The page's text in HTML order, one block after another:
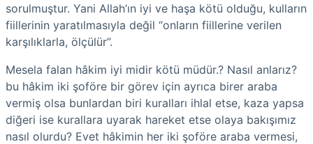
sorulmuştur. Yani Allah’ın iyi ve haşa kötü olduğu, kulların
fiillerinin yaratılmasıyla değil “onların fiillerine verilen
karşılıklarla, ölçülür”.
Mesela falan hâkim iyi midir kötü müdür.? Nasıl anlarız?
bu hâkim iki şoföre bir görev için ayrıca birer araba
vermiş olsa bunlardan biri kuralları ihlal etse, kaza yapsa
diğeri ise kurallara uyarak hareket etse olaya bakışımız
nasıl olurdu? Evet hâkimin her iki şoföre araba vermesi,